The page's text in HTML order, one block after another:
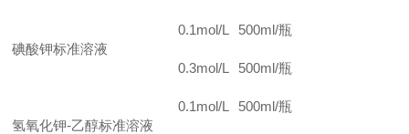
碘酸钾标准溶液
0.1mol/L 500ml/瓶
0.3mol/L 500ml/瓶
氢氧化钾-乙醇标准溶液
0.1mol/L 500ml/瓶